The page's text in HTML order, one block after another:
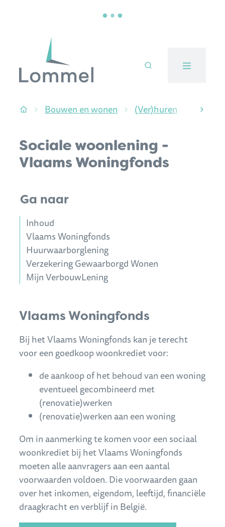
Naar inhoud
Stad Lommel
StartpaginaBouwen en wonen (Ver)huren
Sociale woonlening -
Vlaams Woningfonds
Ga naar
Inhoud
Vlaams Woningfonds
Huurwaarborglening
Verzekering Gewaarborgd Wonen
Mijn VerbouwLening
Inhoud
Vlaams Woningfonds
Bij het Vlaams Woningfonds kan je terecht
voor een goedkoop woonkrediet voor:
de aankoop of het behoud van een woning
eventueel gecombineerd met
(renovatie)werken
(renovatie)werken aan een woning
Om in aanmerking te komen voor een sociaal
woonkrediet bij het Vlaams Woningfonds
moeten alle aanvragers aan een aantal
voorwaarden voldoen. Die voorwaarden gaan
over het inkomen, eigendom, leeftijd, financiële
draagkracht en verblijf in België.